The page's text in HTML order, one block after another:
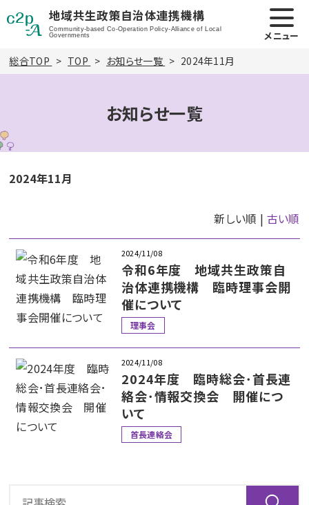
地域共生政策自治体連携機構
Community-based Co-Operation Policy-Alliance of Local
Governments
メニュー
総合TOP TOP お知らせ一覧 2024年11月
お知らせ一覧
2024年11月
新しい順 | 古い順
2024/11/08
令和6年度 地域共生政策自
治体連携機構 臨時理事会開
催について
理事会
2024/11/08
2024年度 臨時総会･首長連
絡会･情報交換会 開催につ
いて
首長連絡会